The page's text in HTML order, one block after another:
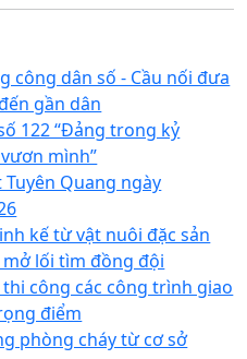
công dân số - Cầu nối đưa
gần dân
122 “Đảng trong kỷ
mình”
Quang ngày
kế từ vật nuôi đặc sản
mở lối tìm đồng đội
công các công trình giao
điểm
phòng cháy từ cơ sở